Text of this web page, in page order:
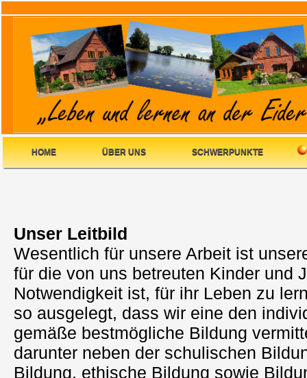
HOME ÜBER UNS SCHWERPUNKTE
Unser Leitbild
Wesentlich für unsere Arbeit ist
für die von uns betreuten Kinder und
Notwendigkeit ist, für ihr Leben zu
so ausgelegt, dass wir eine den
gemäße bestmögliche Bildung
darunter neben der schulischen
Bildung, ethische Bildung sowie